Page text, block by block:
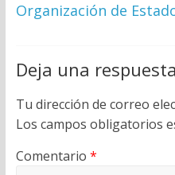
Organización de
Deja una respuesta
Tu dirección de correo
Los campos obligatorios
Comentario *